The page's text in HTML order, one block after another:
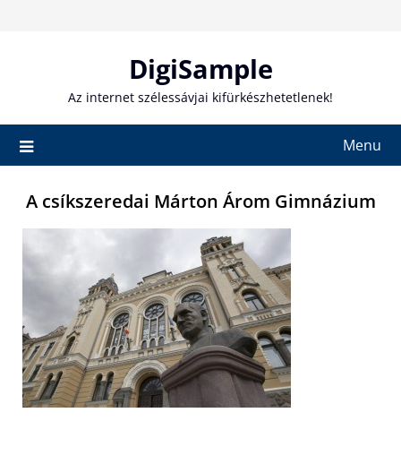
DigiSample
Az internet szélessávjai kifürkészhetetlenek!
Menu
A csíkszeredai Márton Árom Gimnázium